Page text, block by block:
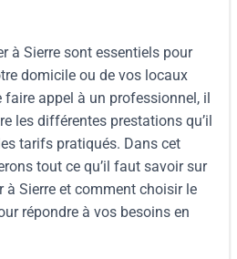
à Sierre sont essentiels pour
domicile ou de vos locaux
appel à un professionnel, il
les différentes prestations qu’il
tarifs pratiqués. Dans cet
tout ce qu’il faut savoir sur
à Sierre et comment choisir le
répondre à vos besoins en